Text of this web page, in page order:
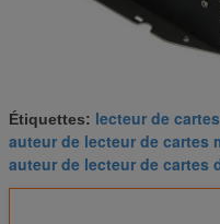
Étiquettes: lecteur de
auteur de lecteur de cartes
auteur de lecteur de cartes